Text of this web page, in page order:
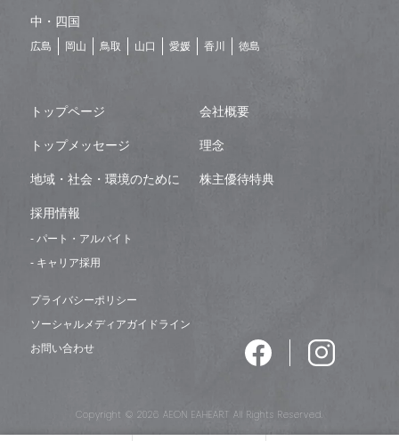
トップページ 会社概要
トップメッセージ 理念
地域・社会・環境のために 株主優待特典
採用情報
- パート・アルバイト
- キャリア採用
プライバシーポリシー
ソーシャルメディアガイドライン
お問い合わせ
中・四国
広島 岡山 鳥取 山口 愛媛 香川 徳島
Copyright © 2026 AEON EAHEART All Rights Reserved.